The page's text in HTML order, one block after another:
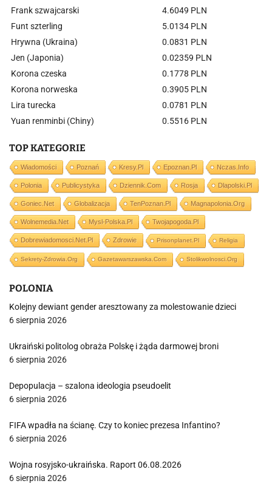
Frank szwajcarski
4.6049 PLN
Funt szterling
5.0134 PLN
Hrywna (Ukraina)
0.0831 PLN
Jen (Japonia)
0.02359 PLN
Korona czeska
0.1778 PLN
Korona norweska
0.3905 PLN
Lira turecka
0.0781 PLN
Yuan renminbi (Chiny)
0.5516 PLN
TOP KATEGORIE
Wiadomości Poznań Kresy.pl Epoznan.pl Nczas.info
Polonia Publicystyka Dziennik.com Rosja Dlapolski.pl
Goniec.net Globalizacja TenPoznan.pl Magnapolonia.org
Wolnemedia.net Mysl-Polska.pl Twojapogoda.pl
Dobrewiadomosci.net.pl Zdrowie Prisonplanet.pl Religia
Sekrety-Zdrowia.org Gazetawarszawska.com Stolikwolnosci.org
POLONIA
Kolejny dewiant gender aresztowany za molestowanie dzieci
6 sierpnia 2026
Ukraiński politolog obraża Polskę i żąda darmowej broni
6 sierpnia 2026
Depopulacja – szalona ideologia pseudoelit
6 sierpnia 2026
FIFA wpadła na ścianę. Czy to koniec prezesa Infantino?
6 sierpnia 2026
Wojna rosyjsko-ukraińska. Raport 06.08.2026
6 sierpnia 2026